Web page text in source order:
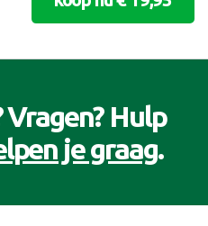
Vragen? Hulp
je graag.